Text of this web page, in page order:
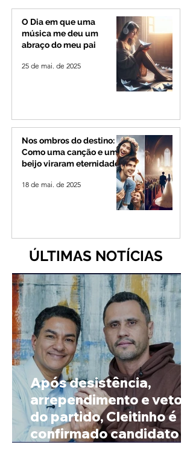
O Dia em que uma
música me deu um
abraço do meu pai
25 de mai. de 2025
Nos ombros do destino:
Como uma canção e um
beijo viraram eternidade
18 de mai. de 2025
ÚLTIMAS NOTÍCIAS
Após desistência,
arrependimento e veto
do partido, Cleitinho é
confirmado candidato ao